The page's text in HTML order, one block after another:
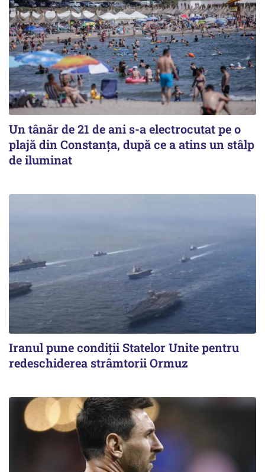
Un tânăr de 21 de ani s-a electrocutat pe o
plajă din Constanța, după ce a atins un stâlp
de iluminat
Iranul pune condiții Statelor Unite pentru
redeschiderea strâmtorii Ormuz